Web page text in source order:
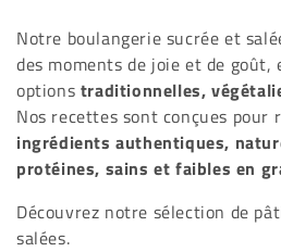
Notre boulangerie sucrée et
des moments de joie et de goût,
options traditionnelles,
Nos recettes sont conçues pour
ingrédients authentiques,
protéines, sains et faibles en
Découvrez notre sélection de
salées.